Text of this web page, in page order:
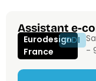
Assistant e-
Eurodesign
France
CDI
-